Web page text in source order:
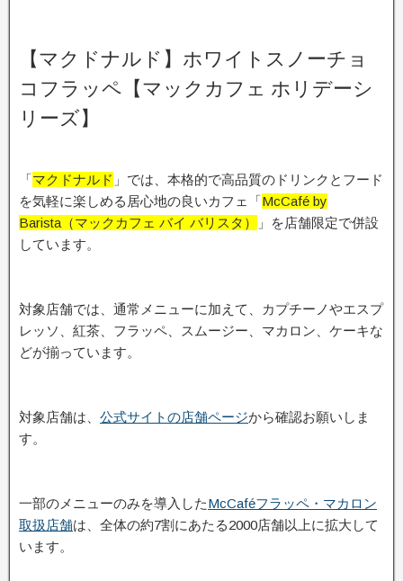
【マクドナルド】ホワイトスノーチョ
コフラッペ【マックカフェ ホリデーシ
リーズ】
「マクドナルド 」では、本格的で高品質のドリンクとフード
を気軽に楽しめる居心地の良いカフェ「McCafé by
Barista（マックカフェ バイ バリスタ）
」を店舗限定で併設
しています。
対象店舗では、通常メニューに加えて、カプチーノやエスプ
レッソ、紅茶、フラッペ、スムージー、マカロン、ケーキな
どが揃っています。
対象店舗は、 公式サイトの店舗ページから確認お願いしま
す。
一部のメニューのみを導入したMcCaféフラッペ・マカロン
取扱店舗は、全体の約7割にあたる2000店舗以上に拡大して
います。